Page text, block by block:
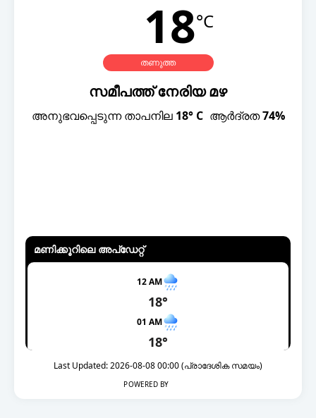
18°C
തണുത്ത
സമീപത്ത് നേരിയ മഴ
അനുഭവപ്പെടുന്ന താപനില 18° C ആർദ്രത74%
മണിക്കൂറിലെ അപ്ഡേറ്റ്
12 AM
18°
01 AM
18°
02 AM
18°
Last Updated: 2026-08-08 00:00 (പ്രാദേശിക സമയം)
POWERED BY